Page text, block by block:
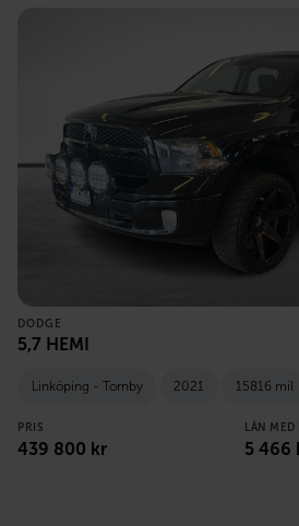
DODGE
5,7 HEMI
Linköping - Tornby 2021 15816 mil
PRIS
439 800 kr
LÅN MED
5 466